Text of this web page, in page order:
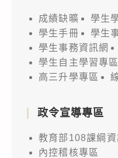
成績缺曠
學生
學生手冊
學生
學生事務資訊網
學生自主學習專區
高三升學專區
政令宣導專區
教育部108課綱資
內控稽核專區